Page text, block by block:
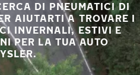
DI PNEUMATICI DI
AIUTARTI A TROVARE I
INVERNALI, ESTIVI E
PER LA TUA AUTO